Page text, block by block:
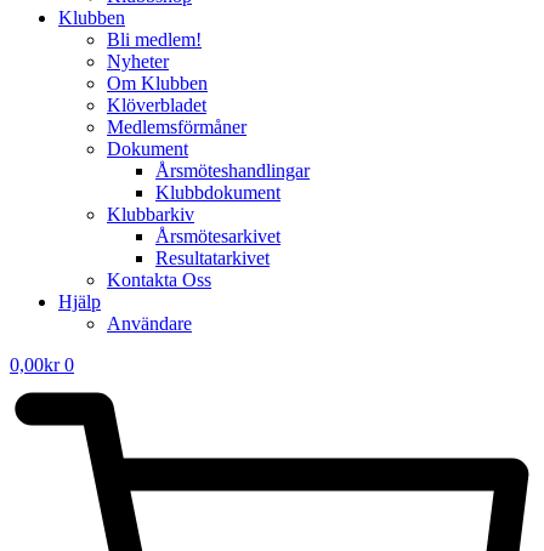
Klubben
Bli medlem!
Nyheter
Om Klubben
Klöverbladet
Medlemsförmåner
Dokument
Årsmöteshandlingar
Klubbdokument
Klubbarkiv
Årsmötesarkivet
Resultatarkivet
Kontakta Oss
Hjälp
Användare
0,00kr 0